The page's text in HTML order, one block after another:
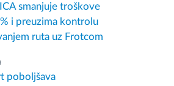
smanjuje troškove
i preuzima kontrolu
ruta uz Frotcom
poboljšava